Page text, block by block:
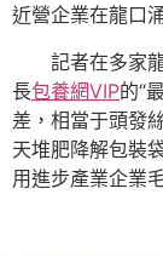
近營企業在龍口
記者在多家
長包養網VIP的“
差，相當于頭發
天堆肥降解包裝
用進步產業企業